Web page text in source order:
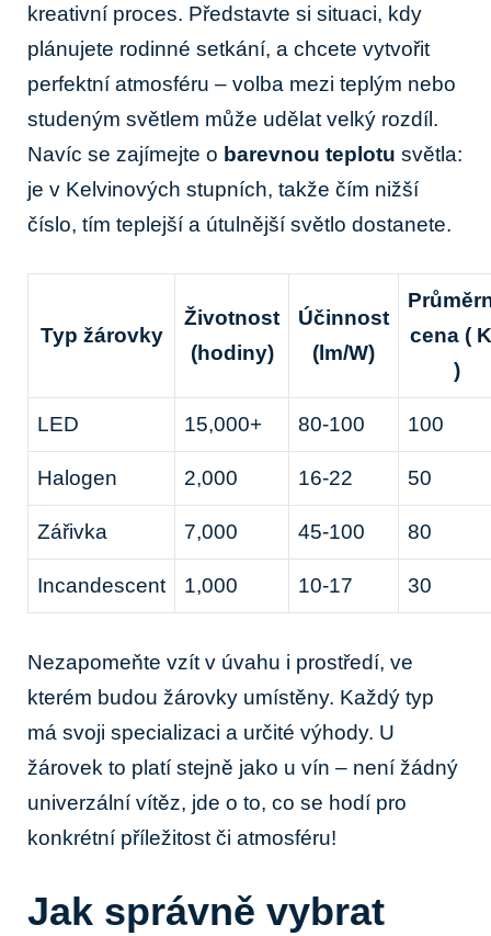
kreativní proces. Představte si situaci, kdy
plánujete rodinné setkání, a chcete vytvořit
perfektní atmosféru – volba mezi teplým nebo
studeným světlem může udělat velký rozdíl.
Navíc se zajímejte o barevnou teplotu světla:
je v Kelvinových stupních, takže čím nižší
číslo, tím teplejší a útulnější světlo dostanete.
Typ žárovky
Životnost
(hodiny)
Účinnost
(lm/W)
cena (
)
LED 15,000+ 80-100 100
Halogen 2,000 16-22 50
Zářivka 7,000 45-100 80
Incandescent 1,000 10-17 30
Nezapomeňte vzít v úvahu i prostředí, ve
kterém budou žárovky umístěny. Každý typ
má svoji specializaci a určité výhody. U
žárovek to platí stejně jako u vín – není žádný
univerzální vítěz, jde o to, co se hodí pro
konkrétní příležitost či atmosféru!
Jak správně vybrat